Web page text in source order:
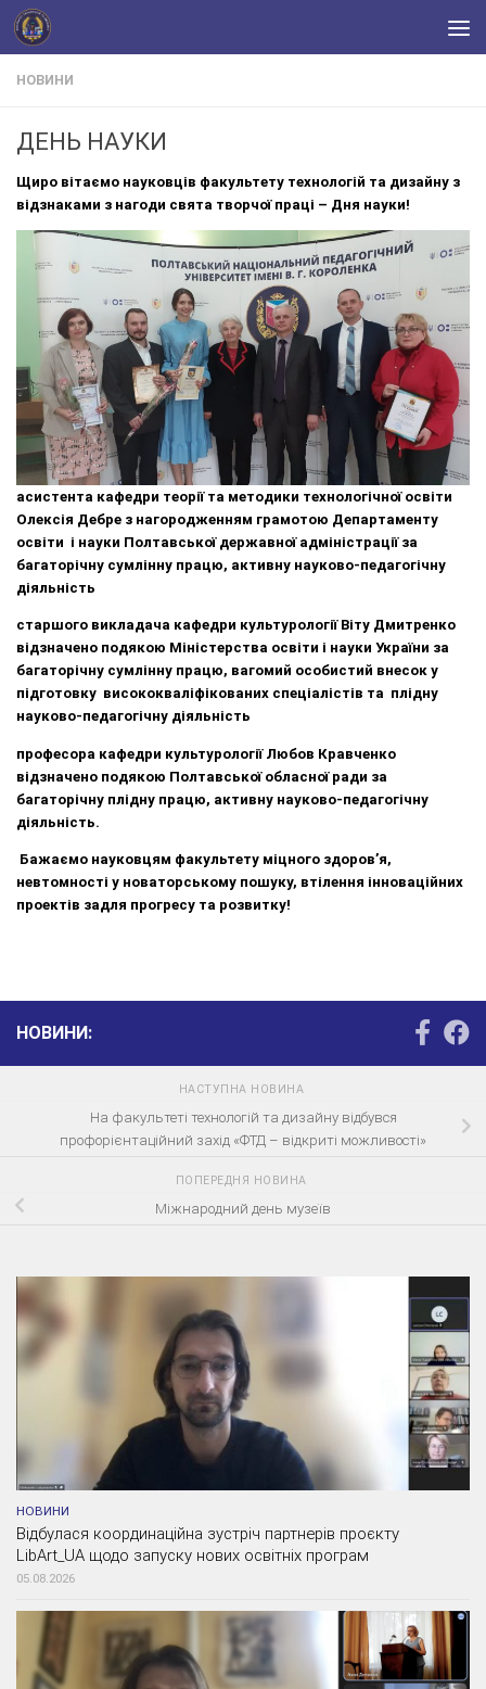
Skip to content
НОВИНИ
ДЕНЬ НАУКИ
Щиро вітаємо науковців факультету технологій та дизайну з
відзнаками з нагоди свята творчої праці – Дня науки!
асистента кафедри теорії та методики технологічної освіти
Олексія Дебре з нагородженням грамотою Департаменту
освіти і науки Полтавської державної адміністрації за
багаторічну сумлінну працю, активну науково-педагогічну
діяльність
старшого викладача кафедри культурології Віту Дмитренко
відзначено подякою Міністерства освіти і науки України за
багаторічну сумлінну працю, вагомий особистий внесок у
підготовку висококваліфікованих спеціалістів та плідну
науково-педагогічну діяльність
професора кафедри культурології Любов Кравченко
відзначено подякою Полтавської обласної ради за
багаторічну плідну працю, активну науково-педагогічну
діяльність.
Бажаємо науковцям факультету міцного здоров’я,
невтомності у новаторському пошуку, втілення інноваційних
проектів задля прогресу та розвитку!
НОВИНИ:
НАСТУПНА НОВИНА
На факультеті технологій та дизайну відбувся
профорієнтаційний захід «ФТД – відкриті можливості»
ПОПЕРЕДНЯ НОВИНА
Міжнародний день музеїв
НОВИНИ
Відбулася координаційна зустріч партнерів проєкту
LibArt_UA щодо запуску нових освітніх програм
05.08.2026